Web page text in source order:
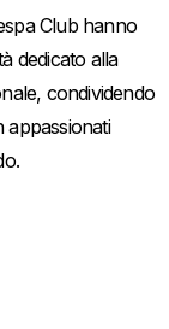
Club hanno
dedicato alla
condividendo
appassionati